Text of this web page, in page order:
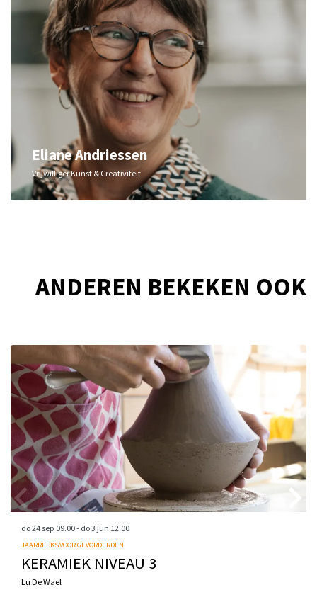
Eliane Andriessen
Vrijwilliger Kunst & Creativiteit
ANDEREN BEKEKEN OOK
KERAMIEK NIVEAU 3
Lu De Wael
JAARREEKS VOOR GEVORDERDEN
do 24 sep 09.00- do 3 jun 12.00